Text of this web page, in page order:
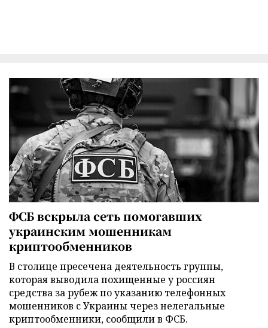
ФСБ вскрыла сеть помогавших
украинским мошенникам
криптообменников
В столице пресечена деятельность группы,
которая выводила похищенные у россиян
средства за рубеж по указанию телефонных
мошенников с Украины через нелегальные
криптообменники, сообщили в ФСБ.